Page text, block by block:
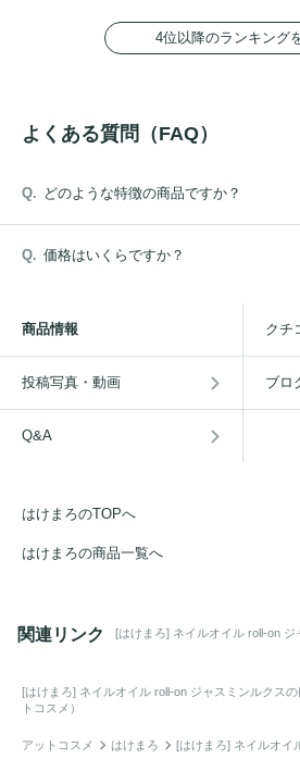
4位以降のランキング
よくある質問（FAQ）
どのような特徴の商品ですか？
価格はいくらですか？
商品情報 クチ
投稿写真・動画 ブロ
Q&A
はけまろのTOPへ
はけまろの商品一覧へ
関連リンク [はけまろ] ネイルオイル roll-on ジ
[はけまろ] ネイルオイル roll-on ジャスミンルクスの
トコスメ）
アットコスメ はけまろ [はけまろ] ネイルオイ